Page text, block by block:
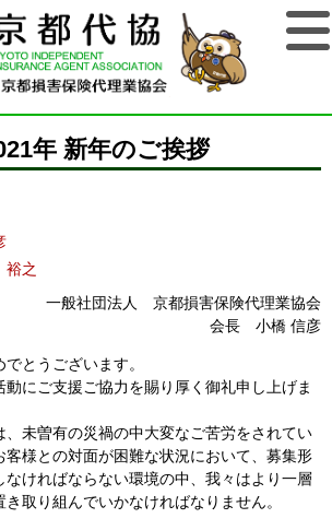
年 新年のご挨拶
之
一般社団法人 京都損害保険代理業協会
会長 小橋 信彦
とうございます。
動にご支援ご協力を賜り厚く御礼申し上げま
、未曽有の災禍の中大変なご苦労をされてい
客様との対面が困難な状況において、募集形
なければならない環境の中、我々はより一層
取り組んでいかなければなりません。